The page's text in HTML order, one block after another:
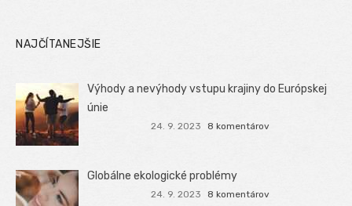
NAJČÍTANEJŠIE
Výhody a nevýhody vstupu krajiny do Európskej
únie
24. 9. 2023 8 komentárov
Globálne ekologické problémy
24. 9. 2023 8 komentárov